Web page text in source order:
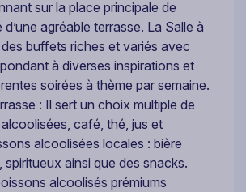
sur la place principale de
d’une agréable terrasse. La Salle à
buffets riches et variés avec
à diverses inspirations et
soirées à thème par semaine.
: Il sert un choix multiple de
café, thé, jus et
alcoolisées locales : bière
spiritueux ainsi que des snacks.
alcoolisés prémiums